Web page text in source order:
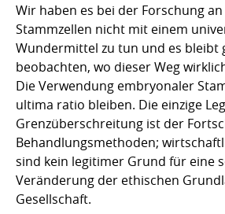
Wir haben es bei der Forschung
Stammzellen nicht mit einem
Wundermittel zu tun und es bleibt
beobachten, wo dieser Weg
Die Verwendung embryonaler
ultima ratio bleiben. Die einzige
Grenzüberschreitung ist der
Behandlungsmethoden;
sind kein legitimer Grund für eine
Veränderung der ethischen
Gesell­schaft.